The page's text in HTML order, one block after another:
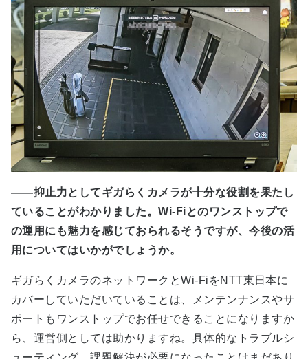
――抑止力としてギガらくカメラが十分な役割を果たし
ていることがわかりました。Wi-Fiとのワンストップで
の運用にも魅力を感じておられるそうですが、今後の活
用についてはいかがでしょうか。
ギガらくカメラのネットワークとWi-FiをNTT東日本に
カバーしていただいていることは、メンテンナンスやサ
ポートもワンストップでお任せできることになりますか
ら、運営側としては助かりますね。具体的なトラブルシ